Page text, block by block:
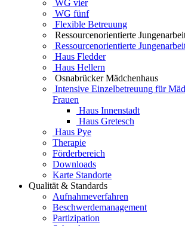
WG vier
WG fünf
Flexible Betreuung
Ressourcenorientierte
Ressourcenorientierte
Haus Fledder
Haus Hellern
Osnabrücker Mädchenhaus
Intensive Einzelbetreuung für
Frauen
Haus Innenstadt
Haus Gretesch
Haus Pye
Therapie
Förderbereich
Downloads
Karte Standorte
Qualität & Standards
Aufnahmeverfahren
Beschwerdemanagement
Partizipation